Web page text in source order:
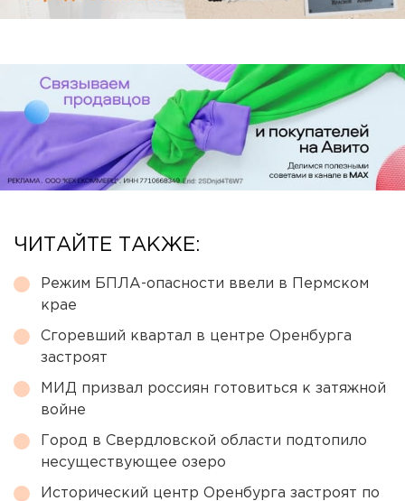
ЧИТАЙТЕ ТАКЖЕ:
Режим БПЛА-опасности ввели в Пермском
крае
Сгоревший квартал в центре Оренбурга
застроят
МИД призвал россиян готовиться к затяжной
войне
Город в Свердловской области подтопило
несуществующее озеро
Исторический центр Оренбурга застроят по